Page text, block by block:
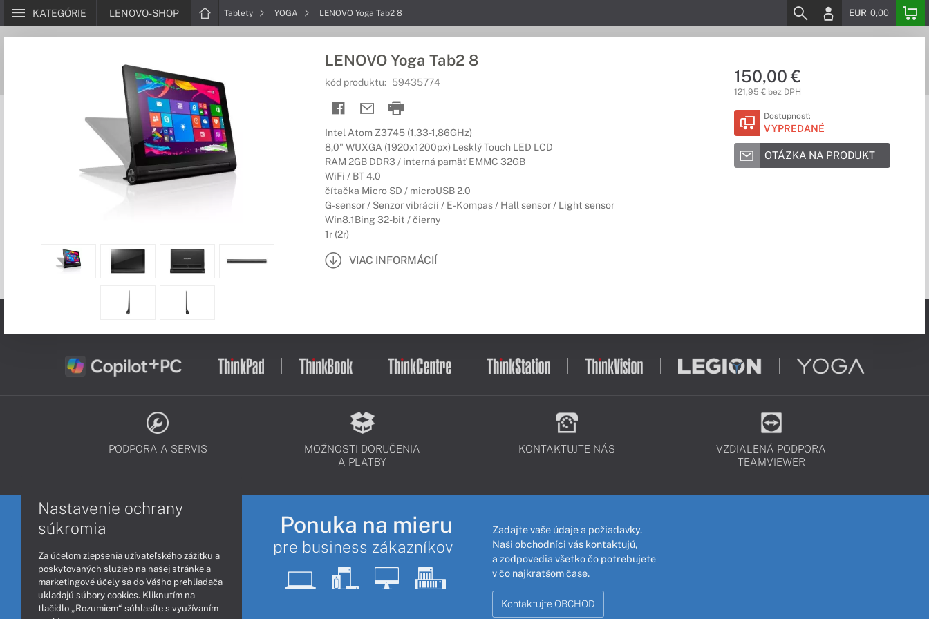
KATEGÓRIE LENOVO-SHOP Tablety YOGA LENOVO Yoga Tab2 8 EUR 0,00
LENOVO Yoga Tab2 8
kód produktu: 59435774
Intel Atom Z3745 (1,33-1,86GHz)
8,0" WUXGA (1920x1200px) Lesklý Touch LED LCD
RAM 2GB DDR3 / interná pamäť EMMC 32GB
WiFi / BT 4.0
čítačka Micro SD / microUSB 2.0
G-sensor / Senzor vibrácií / E-Kompas / Hall sensor / Light sensor
Win8.1Bing 32-bit / čierny
1r (2r)
VIAC INFORMÁCIÍ
150,00 €
121,95 € bez DPH
Dostupnosť:
VYPREDANÉ
OTÁZKA NA PRODUKT
PODPORA A SERVIS
MOŽNOSTI DORUČENIA
A PLATBY
KONTAKTUJTE NÁS
VZDIALENÁ PODPORA
TEAMVIEWER
Ponuka na mieru
pre business zákazníkov
Zadajte vaše údaje a požiadavky.
Naši obchodníci vás kontaktujú,
a zodpovedia všetko čo potrebujete
v čo najkratšom čase.
Kontaktujte OBCHOD
Nastavenie ochrany
súkromia
Za účelom zlepšenia užívateľského zážitku a
poskytovaných služieb na našej stránke a
marketingové účely sa do Vášho prehliadača
ukladajú súbory cookies. Kliknutím na
tlačidlo „Rozumiem“ súhlasíte s využívaním